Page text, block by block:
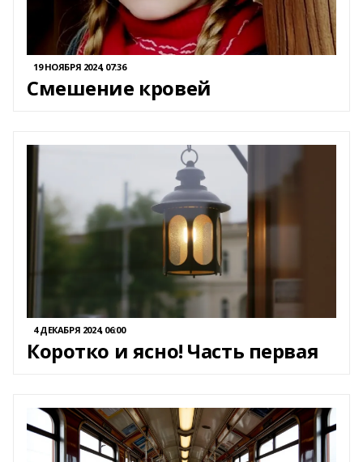
19 НОЯБРЯ 2024, 07:36
Смешение кровей
4 ДЕКАБРЯ 2024, 06:00
Коротко и ясно! Часть первая